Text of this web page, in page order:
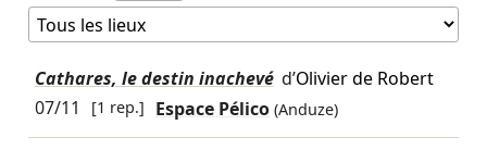
Cathares, le destin inachevé d’Olivier de Robert
07/11
[1 rep.] Espace Pélico (Anduze)